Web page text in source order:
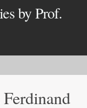
by Prof.